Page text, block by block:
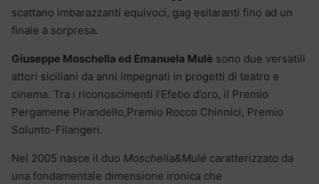
scattano imbarazzanti equivoci, gag esilaranti fino ad un
finale a sorpresa.
Giuseppe Moschella ed Emanuela Mulè sono due versatili
attori siciliani da anni impegnati in progetti di teatro e
cinema. Tra i riconoscimenti l’Efebo d’oro, il Premio
Pergamene Pirandello,Premio Rocco Chinnici, Premio
Solunto-Filangeri.
Nel 2005 nasce il duo Moschella&Mulé caratterizzato da
una fondamentale dimensione ironica che